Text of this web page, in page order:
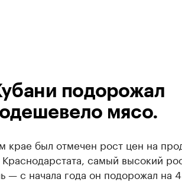
подорожал
мясо.
крае был отмечен рост цен на
самый высокий
— с начала года он подорожал на